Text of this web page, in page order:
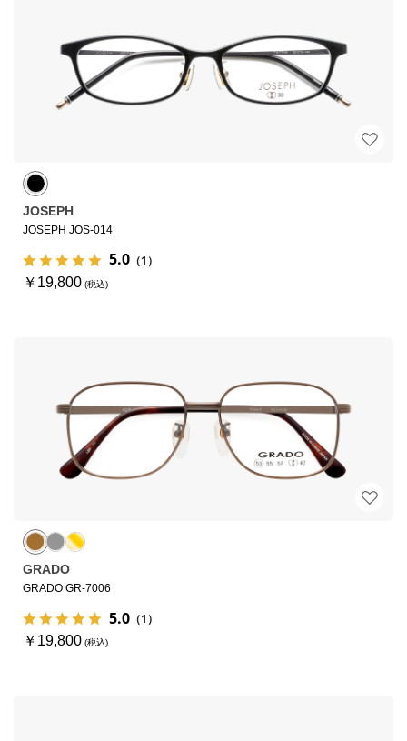
JOSEPH
JOSEPH JOS-014
5.0 （1）
￥19,800
GRADO
GRADO GR-7006
5.0 （1）
￥19,800